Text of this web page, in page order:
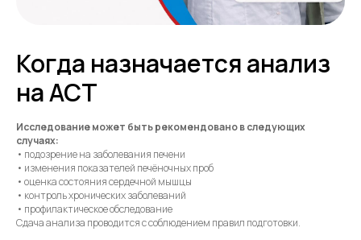
Когда назначается анализ
на АСТ
Исследование может быть рекомендовано в следующих
случаях:
• подозрение на заболевания печени
• изменения показателей печёночных проб
• оценка состояния сердечной мышцы
• контроль хронических заболеваний
• профилактическое обследование
Сдача анализа проводится с соблюдением правил подготовки.